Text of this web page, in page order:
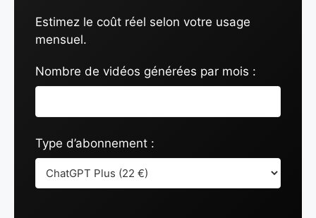
Estimez le coût réel selon votre usage
mensuel.
Nombre de vidéos générées par mois :
Type d’abonnement :